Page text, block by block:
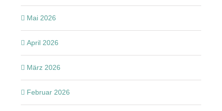
Mai 2026
April 2026
März 2026
Februar 2026